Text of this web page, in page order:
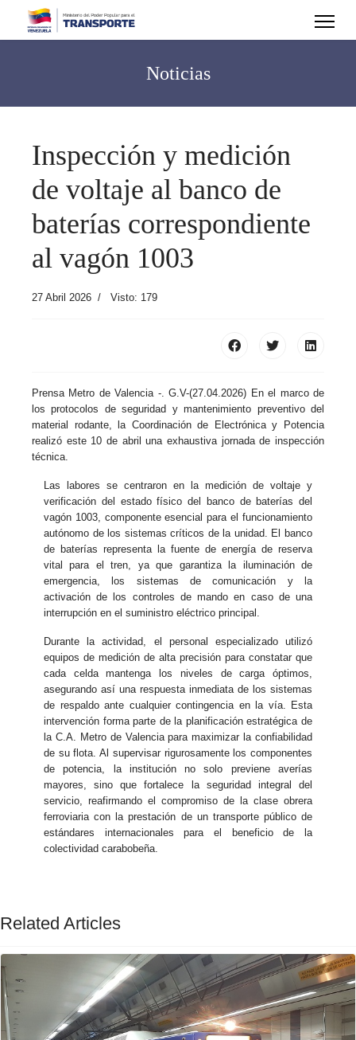
Noticias
Inspección y medición
de voltaje al banco de
baterías correspondiente
al vagón 1003
27 Abril 2026 Visto: 179
Prensa Metro de Valencia -. G.V-(27.04.2026) En el marco de
los protocolos de seguridad y mantenimiento preventivo del
material rodante, la Coordinación de Electrónica y Potencia
realizó este 10 de abril una exhaustiva jornada de inspección
técnica.
Las labores se centraron en la medición de voltaje y
verificación del estado físico del banco de baterías del
vagón 1003, componente esencial para el funcionamiento
autónomo de los sistemas críticos de la unidad. El banco
de baterías representa la fuente de energía de reserva
vital para el tren, ya que garantiza la iluminación de
emergencia, los sistemas de comunicación y la
activación de los controles de mando en caso de una
interrupción en el suministro eléctrico principal.
Durante la actividad, el personal especializado utilizó
equipos de medición de alta precisión para constatar que
cada celda mantenga los niveles de carga óptimos,
asegurando así una respuesta inmediata de los sistemas
de respaldo ante cualquier contingencia en la vía. Esta
intervención forma parte de la planificación estratégica de
la C.A. Metro de Valencia para maximizar la confiabilidad
de su flota. Al supervisar rigurosamente los componentes
de potencia, la institución no solo previene averías
mayores, sino que fortalece la seguridad integral del
servicio, reafirmando el compromiso de la clase obrera
ferroviaria con la prestación de un transporte público de
estándares internacionales para el beneficio de la
colectividad carabobeña.
Related Articles